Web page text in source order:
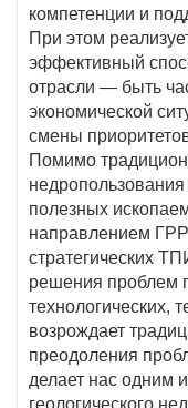
компетенции и
При этом
эффективный
отрасли — быть
экономической
смены
Помимо
полезных
направлением
стратегических
решения проблем
технологических,
возрождает
преодоления
делает нас одним
геологического